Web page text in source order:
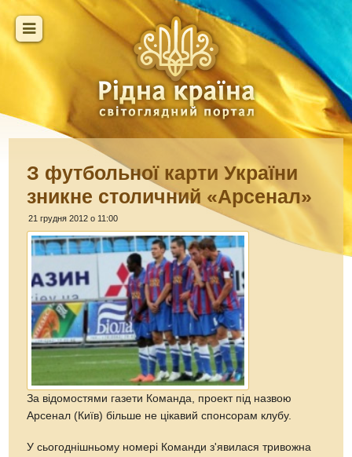
З футбольної карти України
зникне столичний «Арсенал»
21 грудня 2012 о 11:00
За відомостями газети Команда, проект під назвою
Арсенал (Київ) більше не цікавий спонсорам клубу.
У сьогоднішньому номері Команди з'явилася тривожна